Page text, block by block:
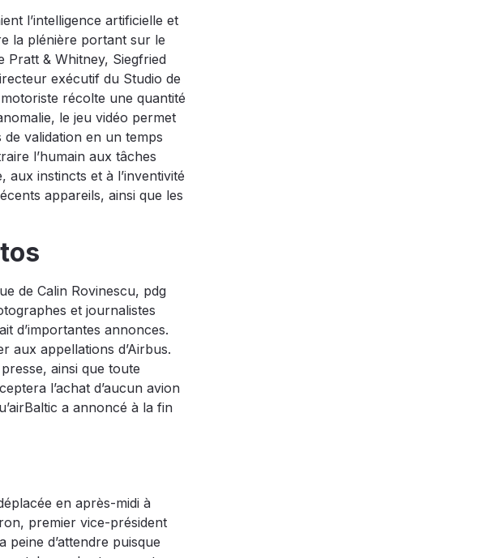
l’intelligence artificielle et
la plénière portant sur le
Pratt & Whitney, Siegfried
exécutif du Studio de
récolte une quantité
le jeu vidéo permet
validation en un temps
l’humain aux tâches
aux instincts et à l’inventivité
appareils, ainsi que les
de Calin Rovinescu, pdg
et journalistes
d’importantes annonces.
aux appellations d’Airbus.
ainsi que toute
l’achat d’aucun avion
a annoncé à la fin
en après-midi à
premier vice-président
peine d’attendre puisque